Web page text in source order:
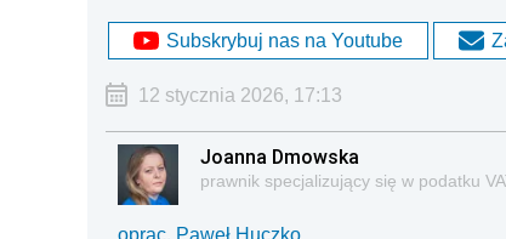
Subskrybuj nas na Youtube
12 stycznia 2026, 17:13
Joanna Dmowska
prawnik specjalizujący się w podatku